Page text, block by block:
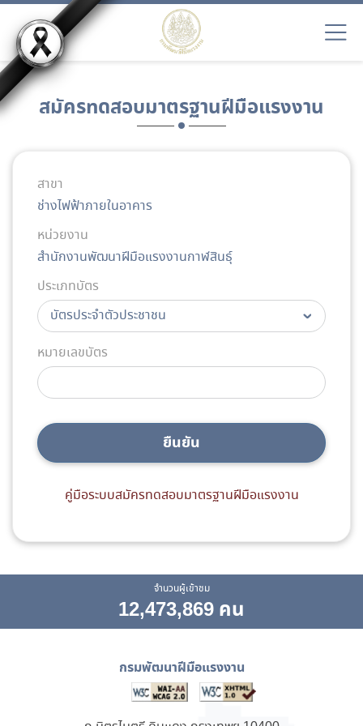
สมัครทดสอบมาตรฐานฝีมือแรงงาน
สาขา
ช่างไฟฟ้าภายในอาคาร
หน่วยงาน
สำนักงานพัฒนาฝีมือแรงงานกาฬสินธุ์
ประเภทบัตร
หมายเลขบัตร
ยืนยัน
คู่มือระบบสมัครทดสอบมาตรฐานฝีมือแรงงาน
จำนวนผู้เข้าชม
12,473,869 คน
กรมพัฒนาฝีมือแรงงาน